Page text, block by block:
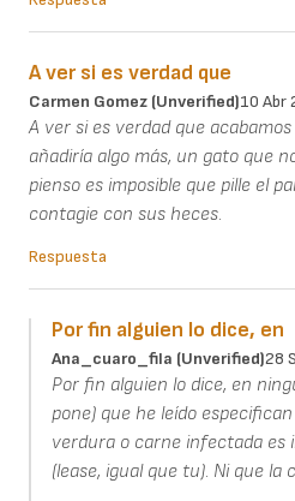
A ver si es verdad que
Carmen Gomez (unverified)10 Abr
A ver si es verdad que
añadiría algo más, un gato que
pienso es imposible que pille el
contagie con sus heces.
Respuesta
Por fin alguien lo dice, en
Ana_cuaro_fila (unverified)28
Por fin alguien lo dice, en
pone) que he leído
verdura o carne infectada es
(lease, igual que tu). Ni que